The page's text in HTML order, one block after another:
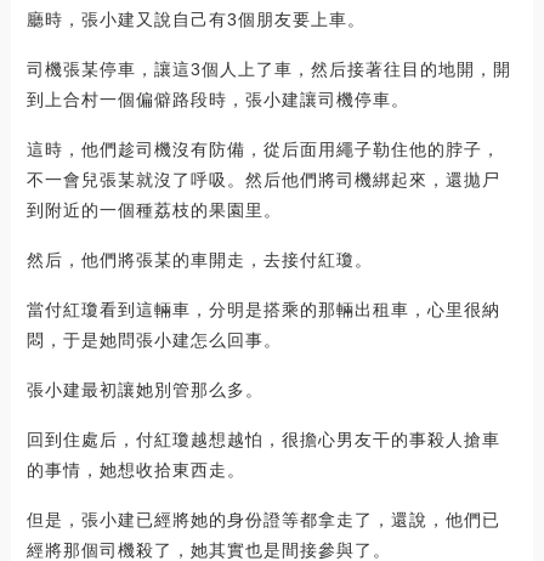
廳時，張小建又說自己有3個朋友要上車。
司機張某停車，讓這3個人上了車，然后接著往目的地開，開
到上合村一個偏僻路段時，張小建讓司機停車。
這時，他們趁司機沒有防備，從后面用繩子勒住他的脖子，
不一會兒張某就沒了呼吸。然后他們將司機綁起來，還拋尸
到附近的一個種荔枝的果園里。
然后，他們將張某的車開走，去接付紅瓊。
當付紅瓊看到這輛車，分明是搭乘的那輛出租車，心里很納
悶，于是她問張小建怎么回事。
張小建最初讓她別管那么多。
回到住處后，付紅瓊越想越怕，很擔心男友干的事殺人搶車
的事情，她想收拾東西走。
但是，張小建已經將她的身份證等都拿走了，還說，他們已
經將那個司機殺了，她其實也是間接參與了。